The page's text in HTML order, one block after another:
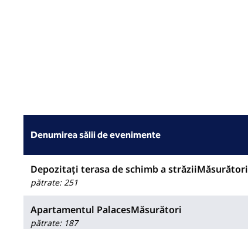
Denumirea sălii de evenimente
Depozitați terasa de schimb a străziiMăsurători
pătrate: 251
Apartamentul PalacesMăsurători
pătrate: 187